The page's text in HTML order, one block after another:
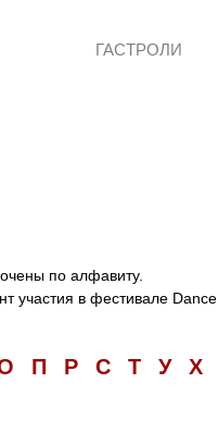
ГАСТРОЛИ
по алфавиту.
участия в фестивале Dance
П Р С Т У Х